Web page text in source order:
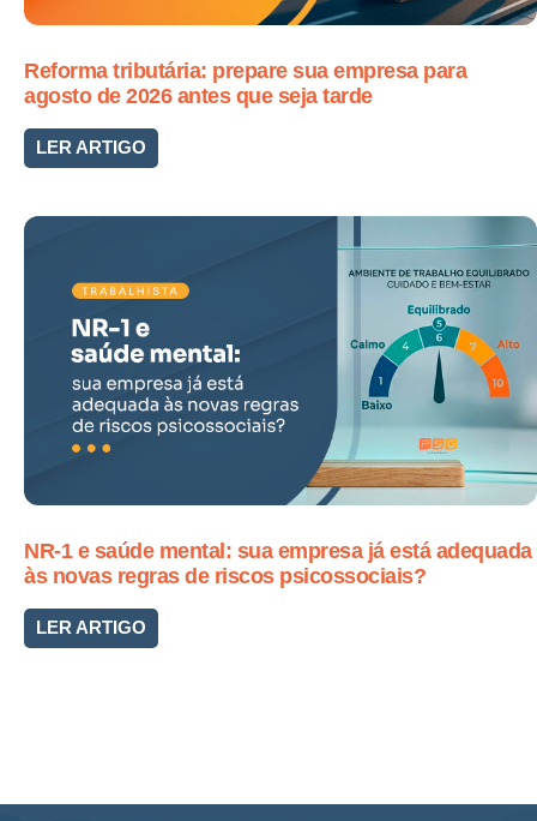
Reforma tributária: prepare sua empresa para
agosto de 2026 antes que seja tarde
LER ARTIGO
NR-1 e saúde mental: sua empresa já está adequada
às novas regras de riscos psicossociais?
LER ARTIGO